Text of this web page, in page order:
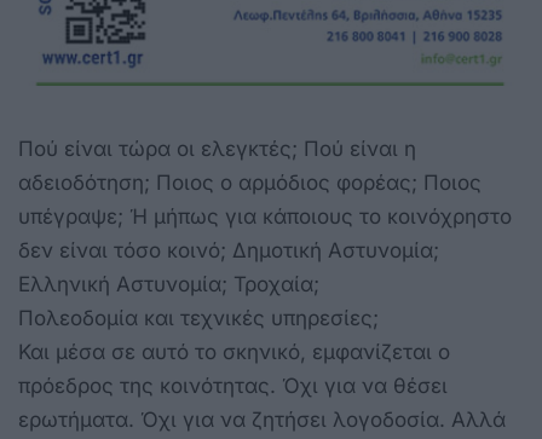
Πού είναι τώρα οι ελεγκτές; Πού είναι η
αδειοδότηση; Ποιος ο αρμόδιος φορέας; Ποιος
υπέγραψε; Ή μήπως για κάποιους το κοινόχρηστο
δεν είναι τόσο κοινό; Δημοτική Αστυνομία;
Ελληνική Αστυνομία; Τροχαία;
Πολεοδομία και τεχνικές υπηρεσίες;
Και μέσα σε αυτό το σκηνικό, εμφανίζεται ο
πρόεδρος της κοινότητας. Όχι για να θέσει
ερωτήματα. Όχι για να ζητήσει λογοδοσία. Αλλά